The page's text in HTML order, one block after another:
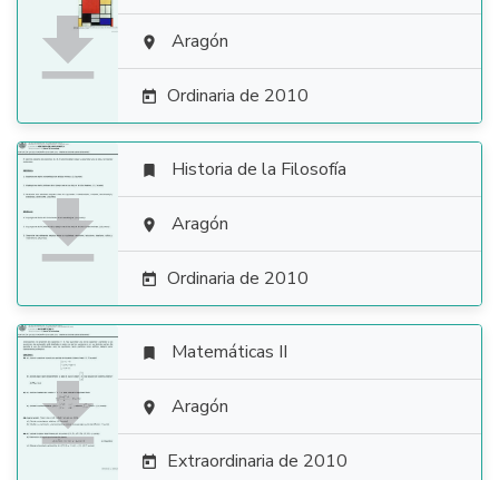
  Aragón
 Ordinaria de 2010

 Historia de la Filosofía
 Aragón
 Ordinaria de 2010

 Matemáticas II
 Aragón
 Extraordinaria de 2010